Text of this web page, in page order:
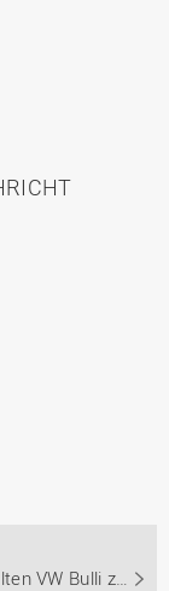
Student der Hochschule Osnabrück baut alten VW Bulli zum solarbetriebenen E-Camper um und fährt damit bis nach Kroatien